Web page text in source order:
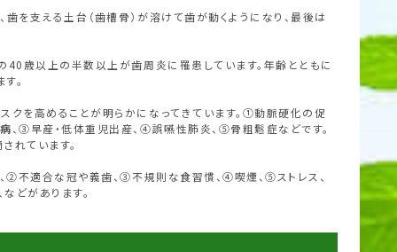
を支える土台（歯槽骨）が溶けて歯が動くようになり、最後は
歳以上の半数以上が歯周炎に罹患しています。年齢とともに
ます。
クを高めることが明らかになってきています。①動脈硬化の促
、③早産・低体重児出産、④誤嚥性肺炎、⑤骨粗鬆症などです。
れています。
不適合な冠や義歯、③不規則な食習慣、④喫煙、⑤ストレス、
どがあります。